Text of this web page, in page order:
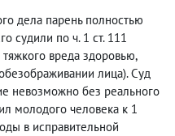
дела парень полностью
судили по ч. 1 ст. 111
вреда здоровью,
лица). Суд
невозможно без реального
молодого человека к 1
в исправительной